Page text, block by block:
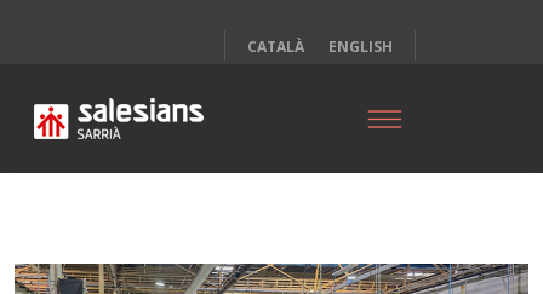
CATALÀ ENGLISH